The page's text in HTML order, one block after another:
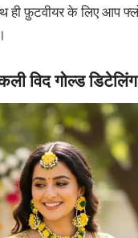
ही फ़ुटवीयर के लिए आप
विद गोल्ड डिटेलिंग